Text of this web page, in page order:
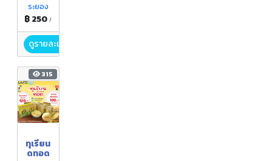
ระยอง
฿ 250/
ดูรายละเอียด
315
ทุเรียน
ดทอด